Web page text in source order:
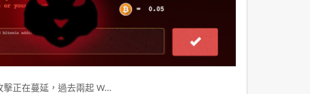
正在蔓延，過去兩起 W…